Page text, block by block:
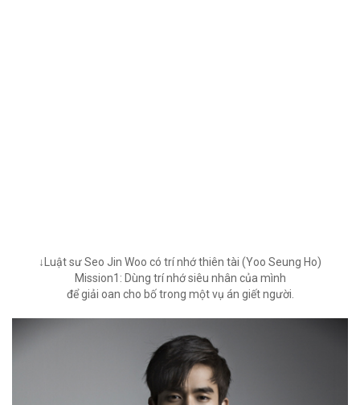
↓Luật sư Seo Jin Woo có trí nhớ thiên tài (Yoo Seung Ho)
Mission1: Dùng trí nhớ siêu nhân của mình
để giải oan cho bố trong một vụ án giết người.